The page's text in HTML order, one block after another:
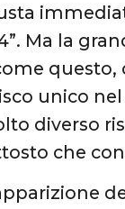
Ma la
questo,
unico
diverso
che